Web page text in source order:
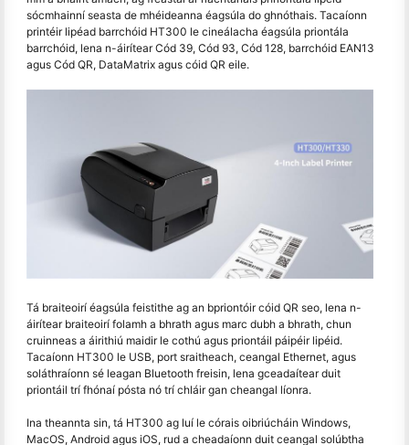
sócmhainní seasta de mhéideanna éagsúla do ghnóthais. Tacaíonn
printéir lipéad barrchóid HT300 le cineálacha éagsúla priontála
barrchóid, lena n-áirítear Cód 39, Cód 93, Cód 128, barrchóid EAN13
agus Cód QR, DataMatrix agus cóid QR eile.
Tá braiteoirí éagsúla feistithe ag an bpriontóir cóid QR seo, lena n-
áirítear braiteoirí folamh a bhrath agus marc dubh a bhrath, chun
cruinneas a áirithiú maidir le cothú agus priontáil páipéir lipéid.
Tacaíonn HT300 le USB, port sraitheach, ceangal Ethernet, agus
soláthraíonn sé leagan Bluetooth freisin, lena gceadaítear duit
priontáil trí fhónaí pósta nó trí chláir gan cheangal líonra.
Ina theannta sin, tá HT300 ag luí le córais oibriúcháin Windows,
MacOS, Android agus iOS, rud a cheadaíonn duit ceangal solúbtha